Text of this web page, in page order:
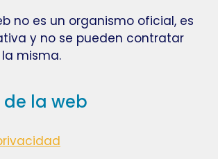
no es un organismo oficial, es
y no se pueden contratar
misma.
la web